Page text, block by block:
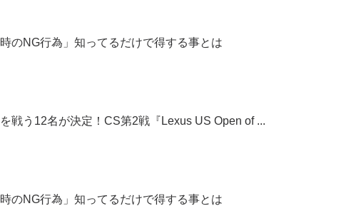
時のNG行為」知ってるだけで得する事とは
戦う12名が決定！CS第2戦『Lexus US Open of ...
時のNG行為」知ってるだけで得する事とは